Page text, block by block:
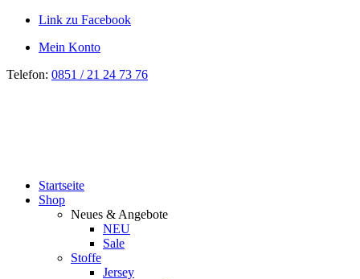
Link zu Facebook
Mein Konto
Telefon: 0851 / 21 24 73 76
Startseite
Shop
Neues & Angebote
NEU
Sale
Stoffe
Jersey